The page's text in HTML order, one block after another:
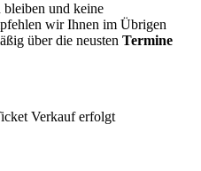
und keine
wir Ihnen im Übrigen
über die neusten Termine
Verkauf erfolgt